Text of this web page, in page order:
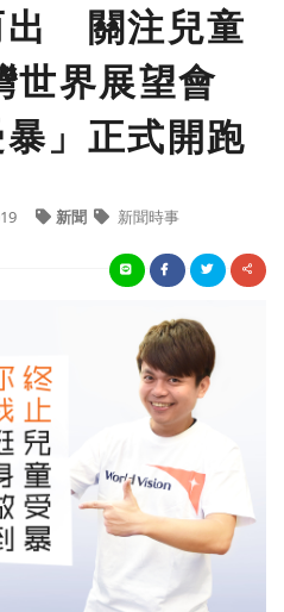
出 關注兒童
世界展望會
暴」正式開跑
新聞 新聞時事